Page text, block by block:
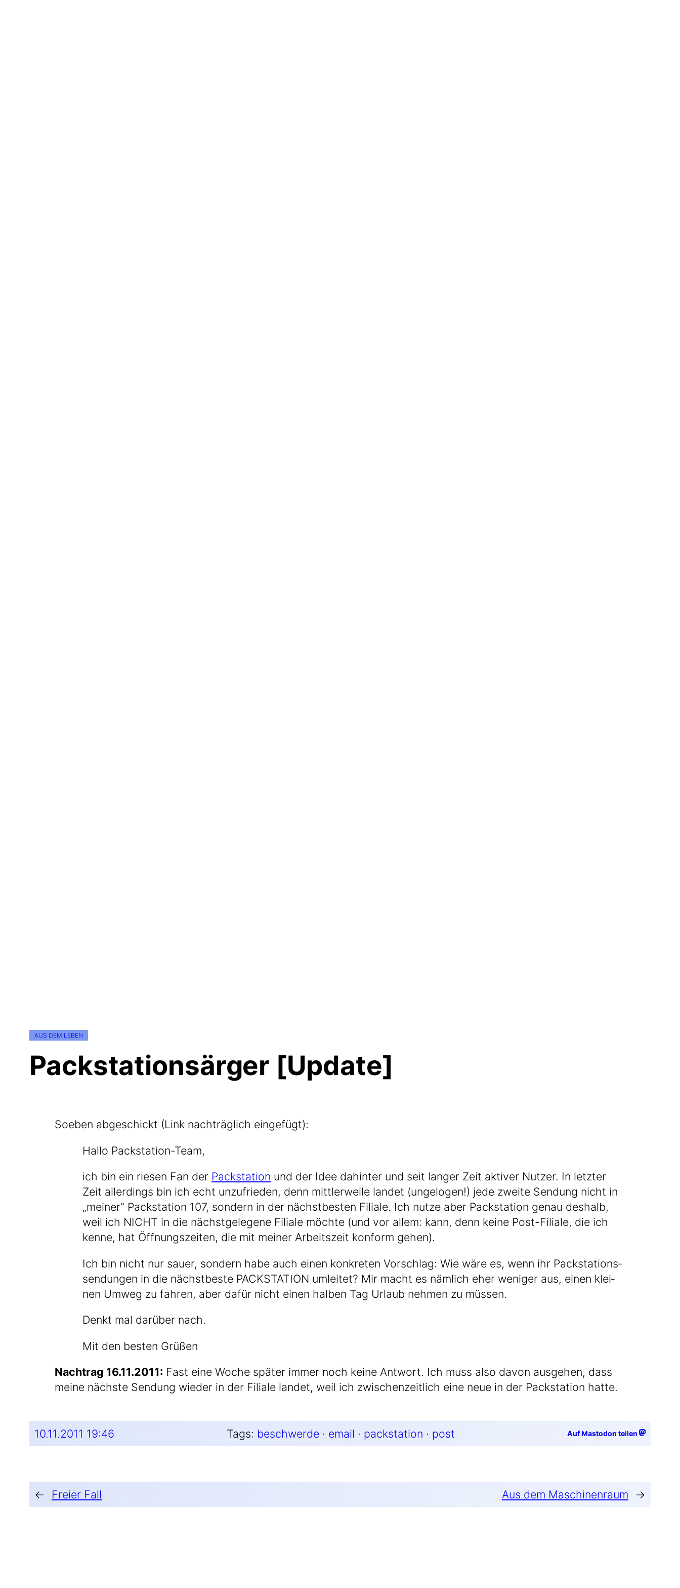
AUS DEM LEBEN
Packstationsärger [Update]
Soeben abge­schickt (Link nach­träg­lich eingefügt):
Hal­lo Packstation-Team,
ich bin ein rie­sen Fan der Pack­sta­ti­on und der Idee dahin­ter und seit lan­ger Zeit akti­ver Nut­zer. In letz­ter
Zeit aller­dings bin ich echt unzu­frie­den, denn mitt­ler­wei­le lan­det (unge­lo­gen!) jede zwei­te Sen­dung nicht in
„mei­ner“ Pack­sta­ti­on 107, son­dern in der nächst­bes­ten Filia­le. Ich nut­ze aber Pack­sta­ti­on genau des­halb,
weil ich NICHT in die nächst­ge­le­ge­ne Filia­le möch­te (und vor allem: kann, denn kei­ne Post-Filiale, die ich
ken­ne, hat Öff­nungs­zei­ten, die mit mei­ner Arbeits­zeit kon­form gehen).
Ich bin nicht nur sau­er, son­dern habe auch einen kon­kre­ten Vor­schlag: Wie wäre es, wenn ihr Pack­sta­ti­ons­
sen­dun­gen in die nächst­bes­te PACKSTATION umlei­tet? Mir macht es näm­lich eher weni­ger aus, einen klei­
nen Umweg zu fah­ren, aber dafür nicht einen hal­ben Tag Urlaub neh­men zu müssen.
Denkt mal dar­über nach.
Mit den bes­ten Grüßen
Nach­trag 16.11.2011: Fast eine Woche spä­ter immer noch kei­ne Ant­wort. Ich muss also davon aus­ge­hen, dass
mei­ne nächs­te Sen­dung wie­der in der Filia­le lan­det, weil ich zwi­schen­zeit­lich eine neue in der Pack­sta­ti­on hatte.
10.11.2011 19:46 Tags: beschwerde · email · packstation · post Auf Mastodon teilen
← Freier Fall Aus dem Maschinenraum →